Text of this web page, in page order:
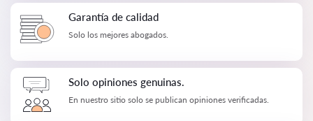
Garantía de calidad
Solo los mejores abogados.
Solo opiniones genuinas.
En nuestro sitio solo se publican opiniones verificadas.